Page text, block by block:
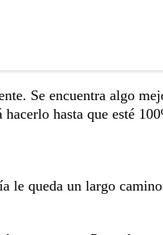
Se encuentra algo
hasta que esté
le queda un largo